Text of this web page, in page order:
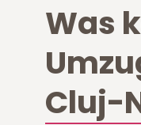
Was
Cluj-